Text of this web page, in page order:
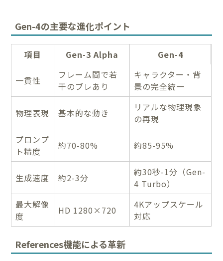
Gen-4の主要な進化ポイント
項目 Gen-3 Alpha Gen-4
一貫性
フレーム間で若
干のブレあり
キャラクター・背
景の完全統一
物理表現 基本的な動き
リアルな物理現象
の再現
プロンプ
ト精度
約70-80% 約85-95%
生成速度 約2-3分
約30秒-1分（Gen-
4 Turbo）
最大解像
度
HD 1280×720
4Kアップスケール
対応
References機能による革新